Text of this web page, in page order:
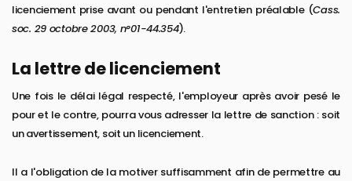
licenciement prise avant ou pendant l'entretien préalable (Cass.
soc. 29 octobre 2003, n°01-44.354).
La lettre de licenciement
Une fois le délai légal respecté, l'employeur après avoir pesé le
pour et le contre, pourra vous adresser la lettre de sanction : soit
un avertissement, soit un licenciement.
Il a l'obligation de la motiver suffisamment afin de permettre au